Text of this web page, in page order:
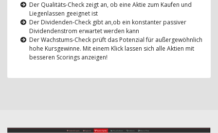
Der Qualitäts-Check zeigt an, ob eine Aktie zum Kaufen und
Liegenlassen geeignet ist
Der Dividenden-Check gibt an,ob ein konstanter passiver
Dividendenstrom erwartet werden kann
Der Wachstums-Check prüft das Potenzial für außergewöhnlich
hohe Kursgewinne. Mit einem Klick lassen sich alle Aktien mit
besseren Scorings anzeigen!